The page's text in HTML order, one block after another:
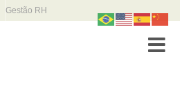
Gestão RH